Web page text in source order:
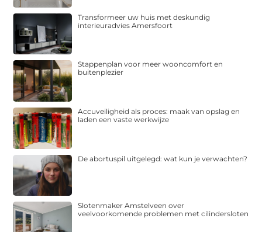
Transformeer uw huis met deskundig
interieuradvies Amersfoort
Stappenplan voor meer wooncomfort en
buitenplezier
Accuveiligheid als proces: maak van opslag en
laden een vaste werkwijze
De abortuspil uitgelegd: wat kun je verwachten?
Slotenmaker Amstelveen over
veelvoorkomende problemen met cilindersloten